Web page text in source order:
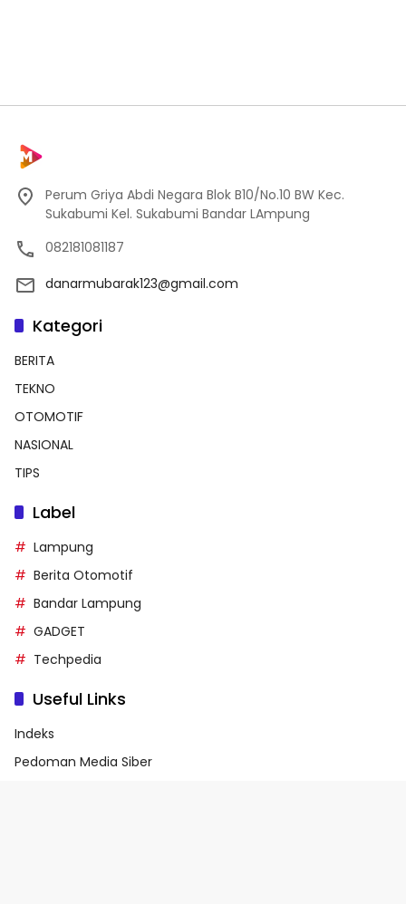
Perum Griya Abdi Negara Blok B10/No.10 BW Kec.
Sukabumi Kel. Sukabumi Bandar LAmpung
082181081187
danarmubarak123@gmail.com
Kategori
BERITA
TEKNO
OTOMOTIF
NASIONAL
TIPS
Label
Lampung
Berita Otomotif
Bandar Lampung
GADGET
Techpedia
Useful Links
Indeks
Pedoman Media Siber